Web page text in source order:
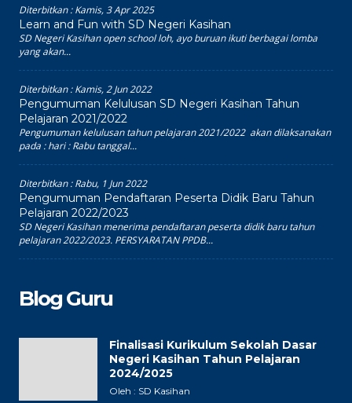
Diterbitkan :Kamis, 3 Apr 2025
Learn and Fun with SD Negeri Kasihan
SD Negeri Kasihan open school loh, ayo buruan ikuti berbagai lomba
yang akan...
Diterbitkan :Kamis, 2 Jun 2022
Pengumuman Kelulusan SD Negeri Kasihan Tahun
Pelajaran 2021/2022
Pengumuman kelulusan tahun pelajaran 2021/2022 akan dilaksanakan
pada : hari : Rabu tanggal...
Diterbitkan :Rabu, 1 Jun 2022
Pengumuman Pendaftaran Peserta Didik Baru Tahun
Pelajaran 2022/2023
SD Negeri Kasihan menerima pendaftaran peserta didik baru tahun
pelajaran 2022/2023. PERSYARATAN PPDB...
Blog Guru
Finalisasi Kurikulum Sekolah Dasar
Negeri Kasihan Tahun Pelajaran
2024/2025
Oleh : SD Kasihan